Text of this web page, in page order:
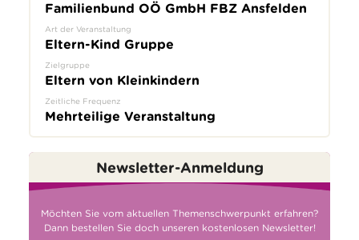
Familienbund OÖ GmbH FBZ Ansfelden
Art der Veranstaltung
Eltern-Kind Gruppe
Zielgruppe
Eltern von Kleinkindern
Zeitliche Frequenz
Mehrteilige Veranstaltung
Newsletter-Anmeldung
Möchten Sie vom aktuellen Themenschwerpunkt erfahren?
Dann bestellen Sie doch unseren kostenlosen Newsletter!